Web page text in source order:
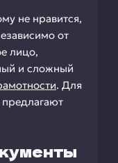
не нравится,
от
лицо,
и сложный
. Для